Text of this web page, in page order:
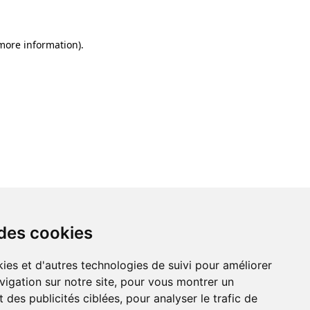
cookies
et d'autres technologies de suivi pour améliorer
sur notre site, pour vous montrer un
des publicités ciblées, pour analyser le trafic de
information).